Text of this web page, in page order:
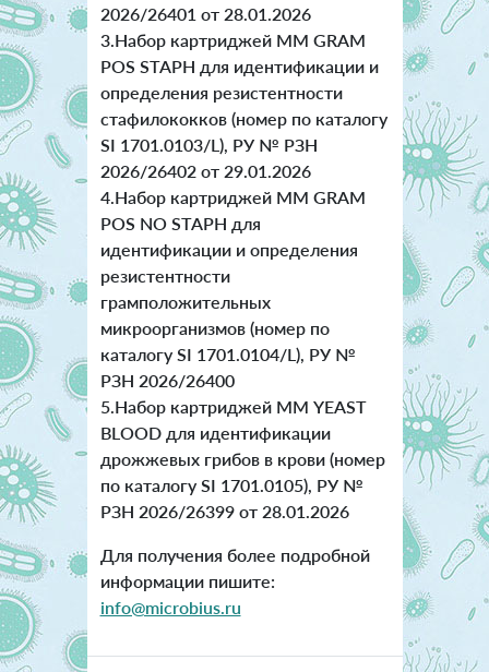
2026/26401 от 28.01.2026
3.Набор картриджей ММ GRAM
POS STAPH для идентификации и
определения резистентности
стафилококков (номер по каталогу
SI 1701.0103/L), РУ № РЗН
2026/26402 от 29.01.2026
4.Набор картриджей ММ GRAM
POS NO STAPH для
идентификации и определения
резистентности
грамположительных
микроорганизмов (номер по
каталогу SI 1701.0104/L), РУ №
РЗН 2026/26400
5.Набор картриджей ММ YEAST
BLOOD для идентификации
дрожжевых грибов в крови (номер
по каталогу SI 1701.0105), РУ №
РЗН 2026/26399 от 28.01.2026
Для получения более подробной
информации пишите:
info@microbius.ru